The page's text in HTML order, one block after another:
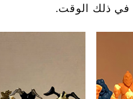
في ذلك الوقت.